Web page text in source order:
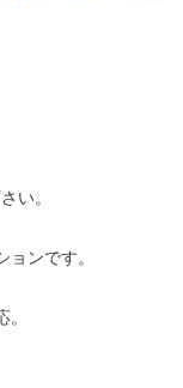
い。
ンです。